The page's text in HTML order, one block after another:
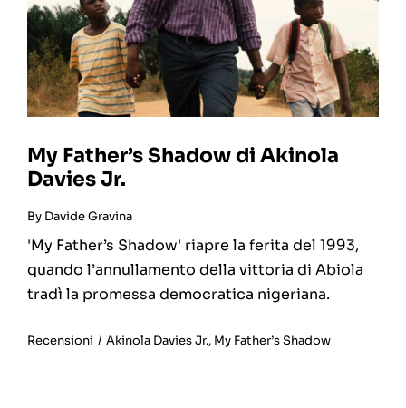
My Father’s Shadow di Akinola
Davies Jr.
By Davide Gravina
'My Father’s Shadow' riapre la ferita del 1993,
quando l’annullamento della vittoria di Abiola
tradì la promessa democratica nigeriana.
Recensioni / Akinola Davies Jr., My Father’s Shadow